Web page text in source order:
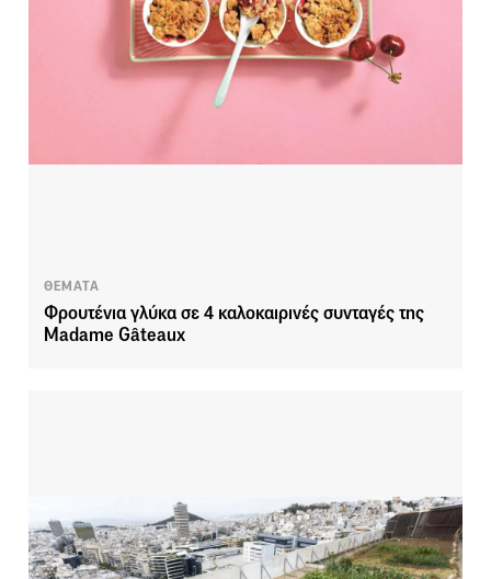
ΘΕΜΑΤΑ
Φρουτένια γλύκα σε 4 καλοκαιρινές συνταγές της
Madame Gâteaux